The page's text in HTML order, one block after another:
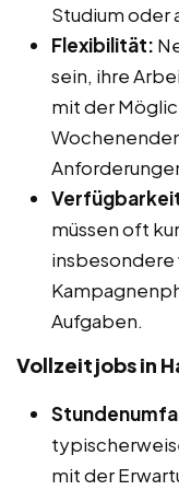
Studium oder
Flexibilität:
sein, ihre
mit der
müssen oft
Aufgaben.
Vollzeitjobs in
mit der